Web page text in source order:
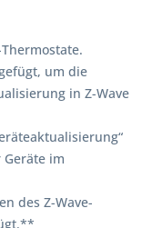
um die
in Z-Wave
im
des Z-Wave-